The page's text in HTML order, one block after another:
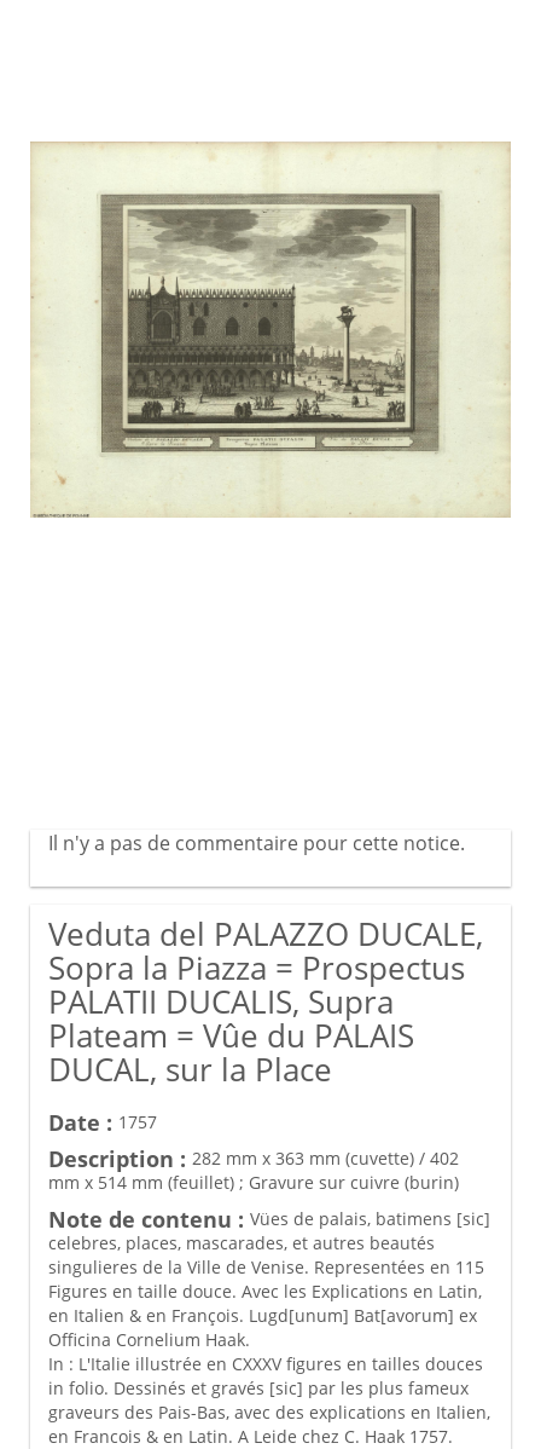
Il n'y a pas de commentaire pour cette notice.
Veduta del PALAZZO DUCALE,
Sopra la Piazza = Prospectus
PALATII DUCALIS, Supra
Plateam = Vûe du PALAIS
DUCAL, sur la Place
Date : 1757
Description : 282 mm x 363 mm (cuvette) / 402
mm x 514 mm (feuillet) ; Gravure sur cuivre (burin)
Note de contenu : Vües de palais, batimens [sic]
celebres, places, mascarades, et autres beautés
singulieres de la Ville de Venise. Representées en 115
Figures en taille douce. Avec les Explications en Latin,
en Italien & en François. Lugd[unum] Bat[avorum] ex
Officina Cornelium Haak.
In : L'Italie illustrée en CXXXV figures en tailles douces
in folio. Dessinés et gravés [sic] par les plus fameux
graveurs des Pais-Bas, avec des explications en Italien,
en Francois & en Latin. A Leide chez C. Haak 1757.